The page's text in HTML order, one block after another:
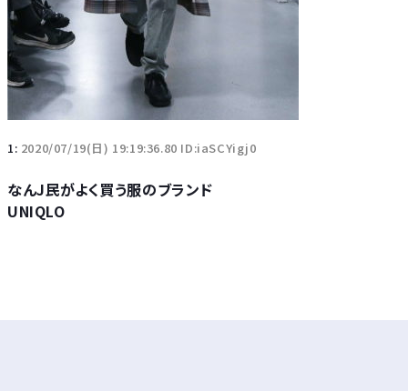
1: 2020/07/19(日) 19:19:36.80 ID:iaSCYigj0
なんJ民がよく買う服のブランド
UNIQLO